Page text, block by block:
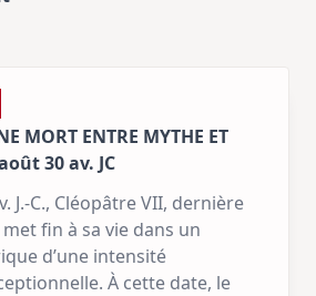
MORT ENTRE MYTHE ET
30 av. JC
J.-C., Cléopâtre VII, dernière
fin à sa vie dans un
d’une intensité
À cette date, le